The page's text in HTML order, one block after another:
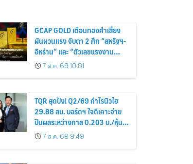
GCAP GOLD เตือนทองคำเสี่ยง
ผันผวนแรง จับตา 2 ศึก “สหรัฐฯ-
อิหร่าน” และ “ตัวเลขแรงงาน
สหรัฐฯ” ชี้ชะตาดอกเบี้ยเฟด
7 ส.ค. 69 10:01
TQR สุดปัง! Q2/69 กำไรนิวไฮ
29.88 ลบ. บอร์ดฯ ใจดีเคาะจ่าย
ปันผลระหว่างกาล 0.203 บ./หุ้น
รับทรัพย์ 4 ก.ย.69
7 ส.ค. 69 9:49